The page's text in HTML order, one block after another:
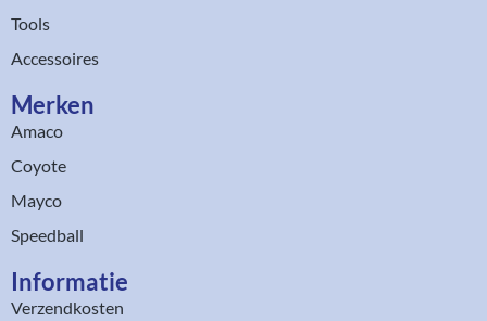
Tools
Accessoires
Merken
Amaco
Coyote
Mayco
Speedball
Informatie
Verzendkosten